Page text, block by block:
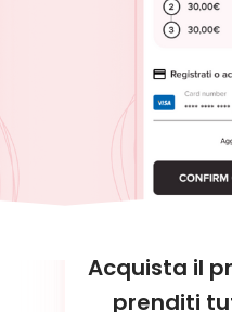
Acquista il
prenditi